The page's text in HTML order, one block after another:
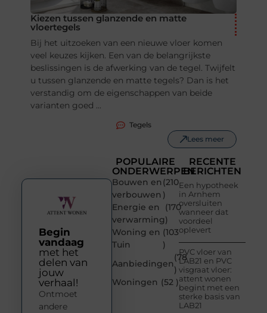
Kiezen tussen glanzende en matte
vloertegels
Bij het uitzoeken van een nieuwe vloer komen
veel keuzes kijken. Een van de belangrijkste
beslissingen is de afwerking van de tegel. Twijfelt
u tussen glanzende en matte tegels? Dan is het
verstandig om de eigenschappen van beide
varianten goed ...
Tegels
Lees meer
POPULAIRE
ONDERWERPEN
Bouwen en
verbouwen
(210
)
Energie en
verwarming
(170
)
Woning en
Tuin
(103
)
Aanbiedingen
(78
)
Woningen (52 )
RECENTE
BERICHTEN
Een hypotheek
in Arnhem
oversluiten
wanneer dat
voordeel
oplevert
PVC vloer van
LAB21 en PVC
visgraat vloer:
attent wonen
begint met een
sterke basis van
LAB21
Begin
vandaag
met het
delen van
jouw
verhaal!
Ontmoet
andere